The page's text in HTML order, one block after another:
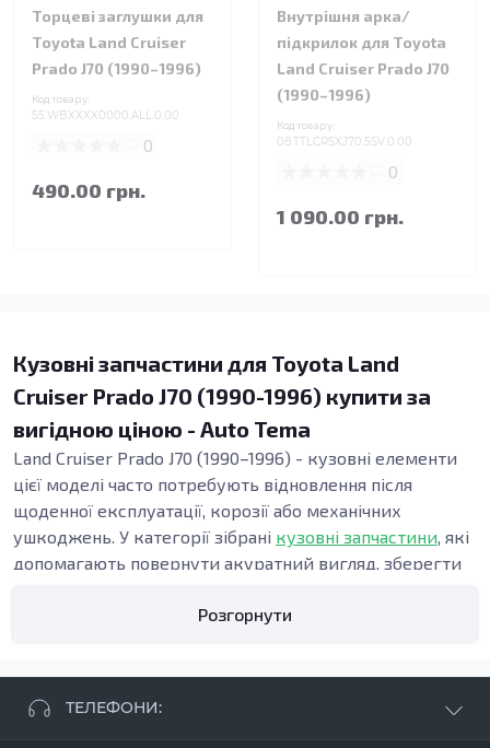
Торцеві заглушки для
Toyota Land Cruiser
Prado J70 (1990–1996)
Код товару:
55.WBXXXX0000.ALL.0.00
0
490.00 грн.
Внутрішня арка/
підкрилок для Toyota
Land Cruiser Prado J70
(1990–1996)
Код товару:
08.TTLCRSXJ70.5SV.0.00
0
1 090.00 грн.
Кузовні запчастини для Toyota Land
Cruiser Prado J70 (1990-1996) купити за
вигідною ціною - Auto Tema
Land Cruiser Prado J70 (1990–1996) - кузовні елементи
цієї моделі часто потребують відновлення після
щоденної експлуатації, корозії або механічних
ушкоджень. У категорії зібрані кузовні запчастини, які
допомагають повернути акуратний вигляд, зберегти
геометрія панелей важлива під час ремонту кузова,
Види кузовних запчастин
Розгорнути
ТЕЛЕФОНИ: